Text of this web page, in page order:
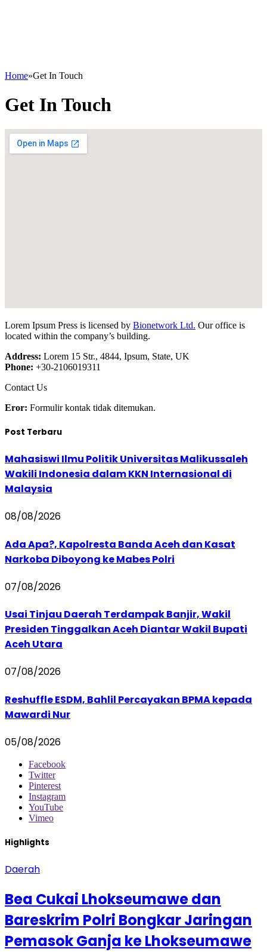
Home»Get In Touch
Get In Touch
Lorem Ipsum Press is licensed by Bionetwork Ltd. Our office is
located within the company’s building.
Address: Lorem 15 Str., 4844, Ipsum, State, UK
Phone: +30-2106019311
Contact Us
Eror: Formulir kontak tidak ditemukan.
Post Terbaru
Mahasiswi Ilmu Politik Universitas Malikussaleh
Wakili Indonesia dalam KKN Internasional di
Malaysia
08/08/2026
Ada Apa?, Kapolresta Banda Aceh dan Kasat
Narkoba Diboyong ke Mabes Polri
07/08/2026
Usai Tinjau Daerah Terdampak Banjir, Wakil
Presiden Tinggalkan Aceh Diantar Wakil Bupati
Aceh Utara
07/08/2026
Reshuffle ESDM, Bahlil Percayakan BPMA kepada
Mawardi Nur
05/08/2026
Facebook
Twitter
Pinterest
Instagram
YouTube
Vimeo
Highlights
Daerah
Bea Cukai Lhokseumawe dan
Bareskrim Polri Bongkar Jaringan
Pemasok Ganja ke Lhokseumawe